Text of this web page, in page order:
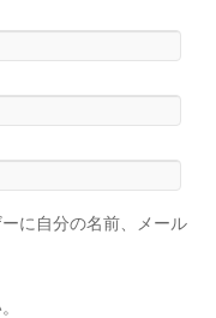
に自分の名前、メール